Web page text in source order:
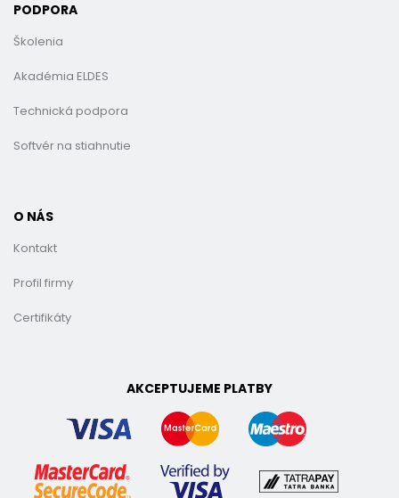
PODPORA
Školenia
Akadémia ELDES
Technická podpora
Softvér na stiahnutie
O NÁS
Kontakt
Profil firmy
Certifikáty
AKCEPTUJEME PLATBY